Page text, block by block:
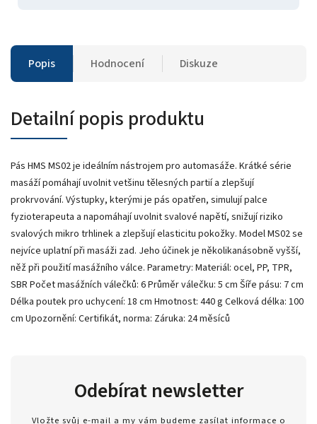
Popis Hodnocení Diskuze
Detailní popis produktu
Pás HMS MS02 je ideálním nástrojem pro automasáže. Krátké série
masáží pomáhají uvolnit vetšinu tělesných partií a zlepšují
prokrvování. Výstupky, kterými je pás opatřen, simulují palce
fyzioterapeuta a napomáhají uvolnit svalové napětí, snižují riziko
svalových mikro trhlinek a zlepšují elasticitu pokožky. Model MS02 se
nejvíce uplatní při masáži zad. Jeho účinek je několikanásobně vyšší,
něž při použití masážního válce. Parametry: Materiál: ocel, PP, TPR,
SBR Počet masážních válečků: 6 Průměr válečku: 5 cm Šíře pásu: 7 cm
Délka poutek pro uchycení: 18 cm Hmotnost: 440 g Celková délka: 100
cm Upozornění: Certifikát, norma: Záruka: 24 měsíců
Odebírat newsletter
Vložte svůj e-mail a my vám budeme zasílat informace o